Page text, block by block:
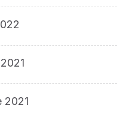
2021